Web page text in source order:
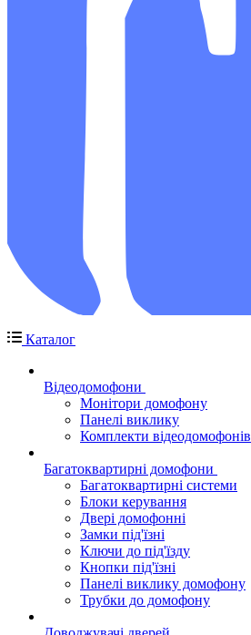
Каталог
Відеодомофони
Монітори домофону
Панелі виклику
Комплекти відеодомофонів
Багатоквартирні домофони
Багатоквартирні системи
Блоки керування
Двері домофонні
Замки під'їзні
Ключи до під'їзду
Кнопки під'їзні
Панелі виклику домофону
Трубки до домофону